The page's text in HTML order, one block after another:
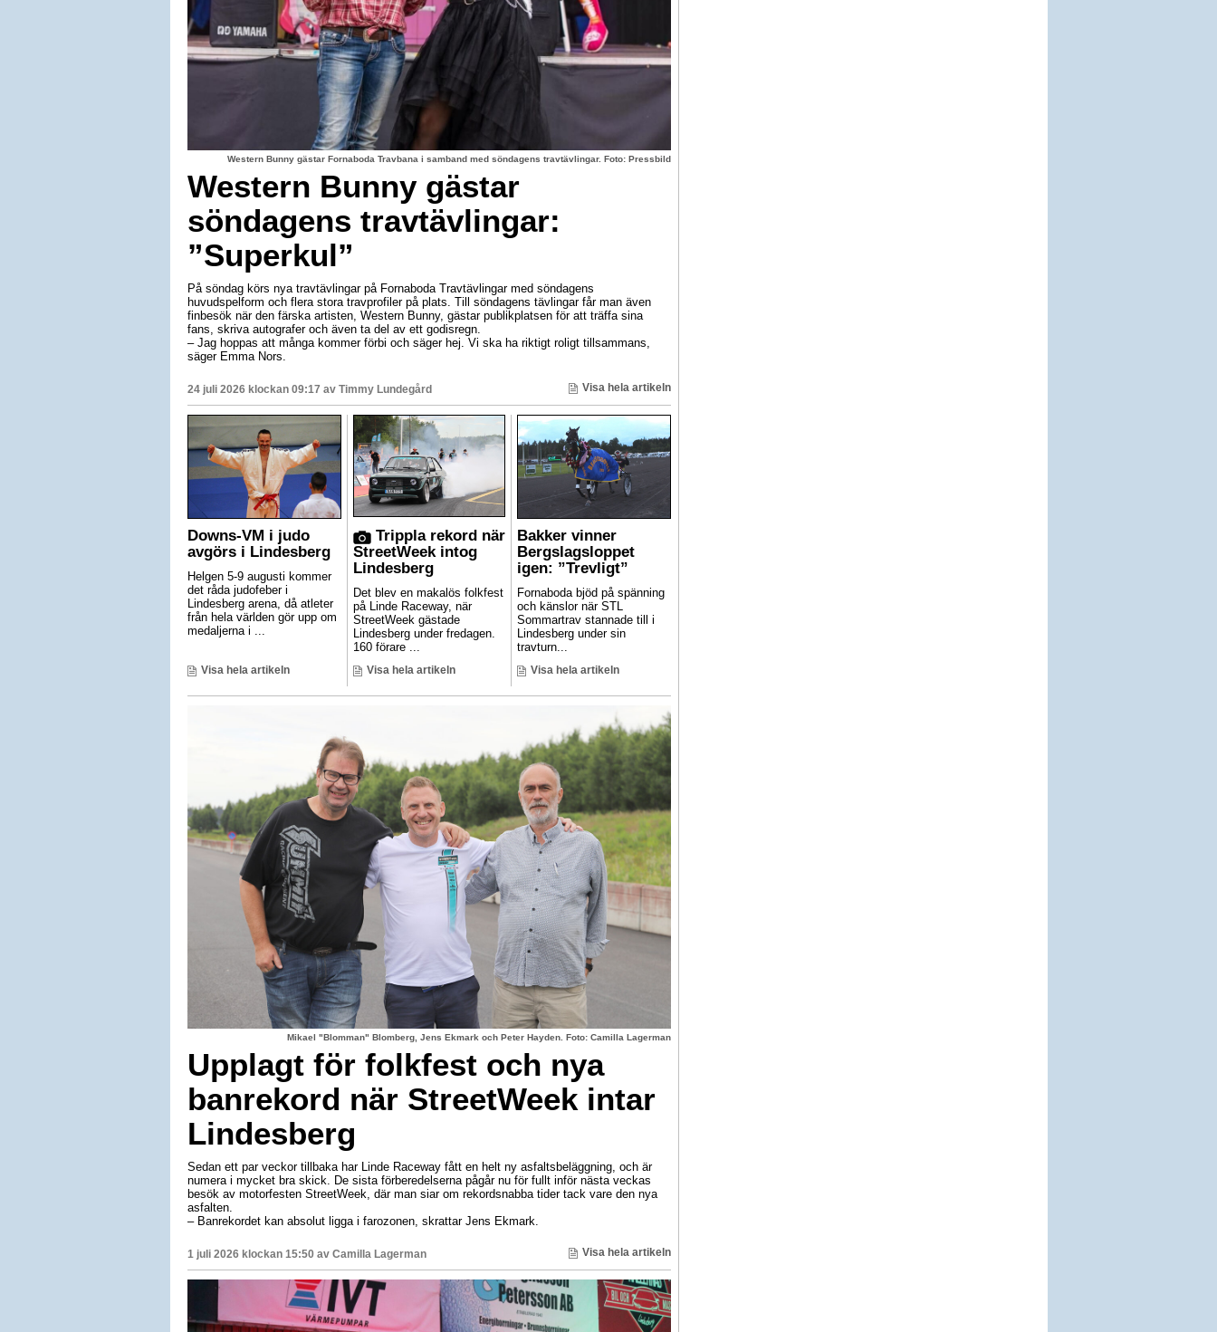
Western Bunny gästar Fornaboda Travbana i samband med söndagens travtävlingar. Foto: Pressbild
Western Bunny gästar
söndagens travtävlingar:
”Superkul”
På söndag körs nya travtävlingar på Fornaboda Travtävlingar med söndagens
huvudspelform och flera stora travprofiler på plats. Till söndagens tävlingar får man även
finbesök när den färska artisten, Western Bunny, gästar publikplatsen för att träffa sina
fans, skriva autografer och även ta del av ett godisregn.
– Jag hoppas att många kommer förbi och säger hej. Vi ska ha riktigt roligt tillsammans,
säger Emma Nors.
24 juli 2026 klockan 09:17 av Timmy Lundegård Visa hela artikeln
Downs-VM i judo
avgörs i Lindesberg
Helgen 5-9 augusti kommer
det råda judofeber i
Lindesberg arena, då atleter
från hela världen gör upp om
medaljerna i ...
Visa hela artikeln
Trippla rekord när
StreetWeek intog
Lindesberg
Det blev en makalös folkfest
på Linde Raceway, när
StreetWeek gästade
Lindesberg under fredagen.
160 förare ...
Visa hela artikeln
Bakker vinner
Bergslagsloppet
igen: ”Trevligt”
Fornaboda bjöd på spänning
och känslor när STL
Sommartrav stannade till i
Lindesberg under sin
travturn...
Visa hela artikeln
Mikael "Blomman" Blomberg, Jens Ekmark och Peter Hayden. Foto: Camilla Lagerman
Upplagt för folkfest och nya
banrekord när StreetWeek intar
Lindesberg
Sedan ett par veckor tillbaka har Linde Raceway fått en helt ny asfaltsbeläggning, och är
numera i mycket bra skick. De sista förberedelserna pågår nu för fullt inför nästa veckas
besök av motorfesten StreetWeek, där man siar om rekordsnabba tider tack vare den nya
asfalten.
– Banrekordet kan absolut ligga i farozonen, skrattar Jens Ekmark.
1 juli 2026 klockan 15:50 av Camilla Lagerman Visa hela artikeln